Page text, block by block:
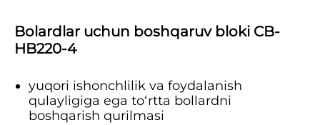
Bolardlar uchun boshqaruv bloki CB-
HB220-4
yuqori ishonchlilik va foydalanish
qulayligiga ega to‘rtta bollardni
boshqarish qurilmasi